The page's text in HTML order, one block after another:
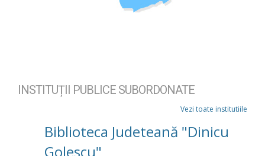
INSTITUȚII PUBLICE SUBORDONATE
Vezi toate institutiile
Biblioteca Judeteană "Dinicu
Golescu"